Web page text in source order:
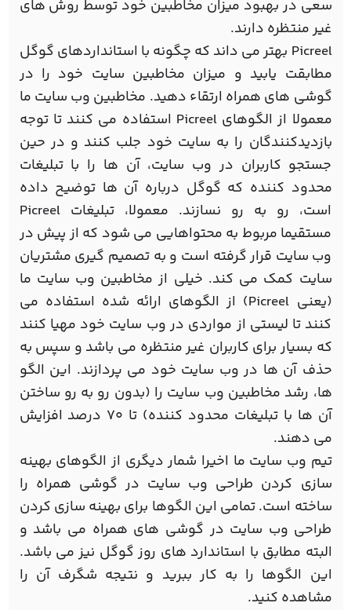
سعی در بهبود میزان مخاطبین خود توسط روش های
غیر منتظره دارند.
Picreel بهتر می داند که چگونه با استانداردهای گوگل
مطابقت یابید و میزان مخاطبین سایت خود را در
گوشی های همراه ارتقاء دهید. مخاطبین وب سایت ما
معمولا از الگوهای Picreel استفاده می کنند تا توجه
بازدیدکنندگان را به سایت خود جلب کنند و در حین
جستجو کاربران در وب سایت، آن ها را با تبلیغات
محدود کننده که گوگل درباره آن ها توضیح داده
است، رو به رو نسازند. معمولا، تبلیغات Picreel
مستقیما مربوط به محتواهایی می شود که از پیش در
وب سایت قرار گرفته است و به تصمیم گیری مشتریان
سایت کمک می کند. خیلی از مخاطبین وب سایت ما
(یعنی Picreel) از الگوهای ارائه شده استفاده می
کنند تا لیستی از مواردی در وب سایت خود مهیا کنند
که بسیار برای کاربران غیر منتظره می باشد و سپس به
حذف آن ها در وب سایت خود می پردازند. این الگو
ها، رشد مخاطبین وب سایت را (بدون رو به رو ساختن
آن ها با تبلیغات محدود کننده) تا 70 درصد افزایش
می دهند.
تیم وب سایت ما اخیرا شمار دیگری از الگوهای بهینه
سازی کردن طراحی وب سایت در گوشی همراه را
ساخته است. تمامی این الگوها برای بهینه سازی کردن
طراحی وب سایت در گوشی های همراه می باشد و
البته مطابق با استاندارد های روز گوگل نیز می باشد.
این الگوها را به کار ببرید و نتیجه شگرف آن را
مشاهده کنید.